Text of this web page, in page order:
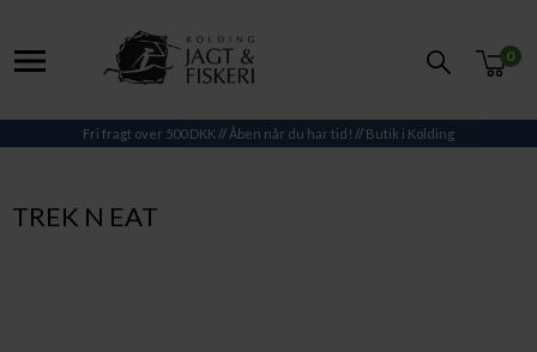
0
Fri fragt over 500 DKK// Åben når du har tid! // Butik i Kolding
TREK N EAT